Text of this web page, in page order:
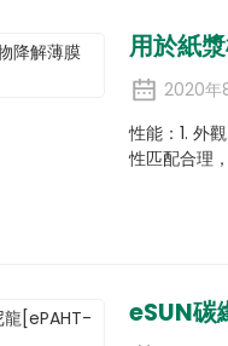
用於紙
2020年
性能：1. 外
性匹配合理
eSUN碳